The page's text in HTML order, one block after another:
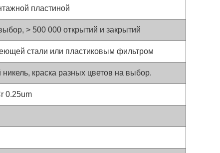
пластиной
> 500 000 открытий и закрытий
стали или пластиковым фильтром
краска разных цветов на выбор.
0.25um